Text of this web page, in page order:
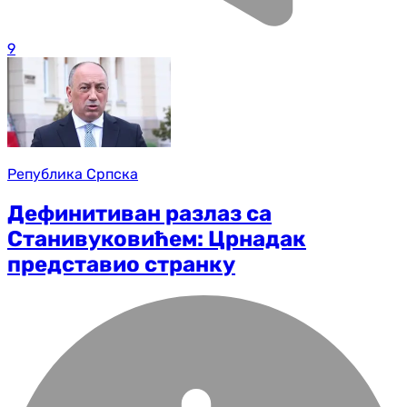
9
Република Српска
Дефинитиван разлаз са
Станивуковићем: Црнадак
представио странку